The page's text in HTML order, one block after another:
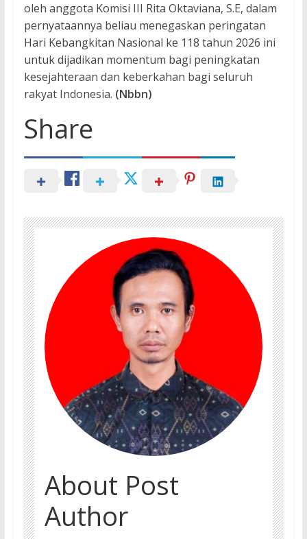
oleh anggota Komisi III Rita Oktaviana, S.E, dalam
pernyataannya beliau menegaskan peringatan
Hari Kebangkitan Nasional ke 118 tahun 2026 ini
untuk dijadikan momentum bagi peningkatan
kesejahteraan dan keberkahan bagi seluruh
rakyat Indonesia. (Nbbn)
Share
About Post
Author